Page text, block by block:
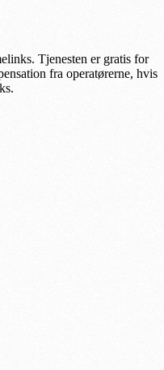
Tjenesten er gratis for
fra operatørerne, hvis